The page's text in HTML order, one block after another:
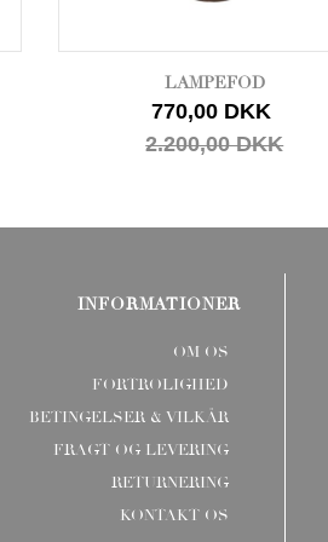
LAMPEFOD
770,00 DKK
2.200,00 DKK
INFORMATIONER
OM OS
FORTROLIGHED
BETINGELSER & VILKÅR
FRAGT OG LEVERING
RETURNERING
KONTAKT OS